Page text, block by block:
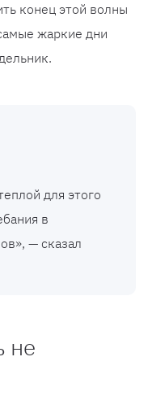
конец этой волны
жаркие дни
для этого
в
— сказал
не